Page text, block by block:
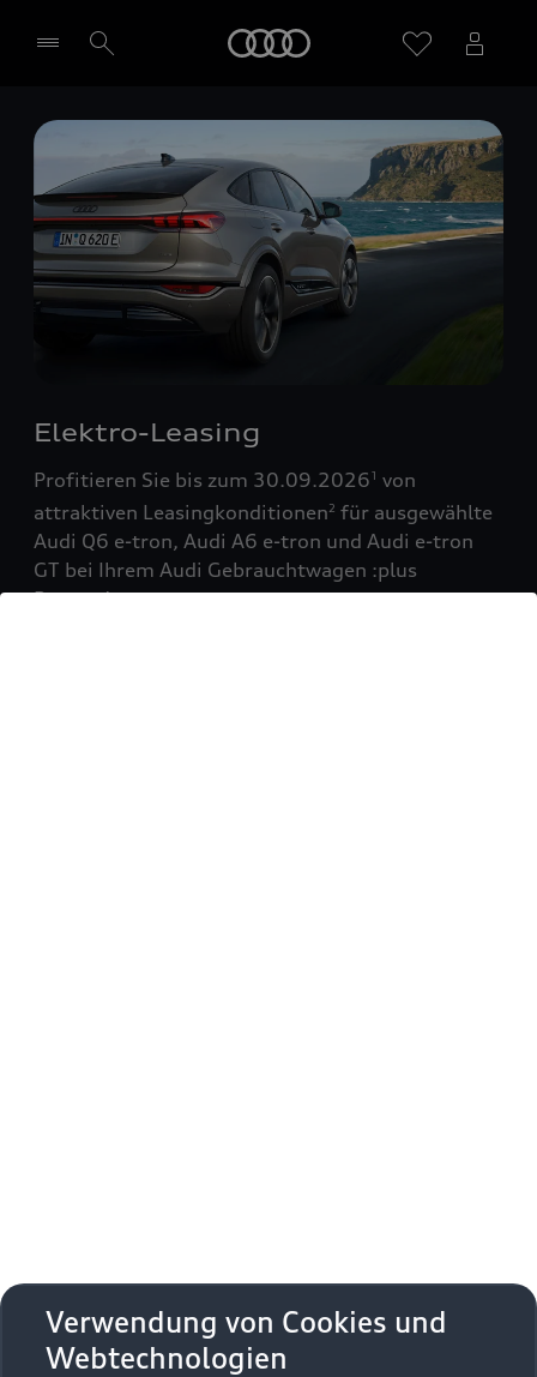
Händler wählen
Elektro-Leasing
Profitieren Sie bis zum 30.09.20261 von
attraktiven Leasingkonditionen2 für ausgewählte
Audi Q6 e-tron, Audi A6 e-tron und Audi e-tron
GT bei Ihrem Audi Gebrauchtwagen :plus
Partner!
Zurück nach oben
Modelle
Verwendung von Cookies und
Webtechnologien